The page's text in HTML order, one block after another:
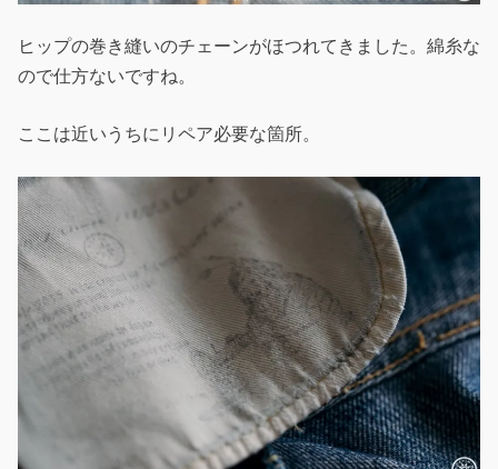
ヒップの巻き縫いのチェーンがほつれてきました。綿糸な
ので仕方ないですね。
ここは近いうちにリペア必要な箇所。